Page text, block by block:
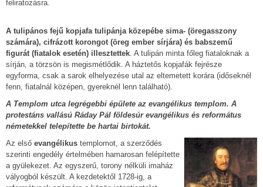
feliratozásra.
A tulipános fejű kopjafa tulipánja közepébe sima- (öregasszony
számára), cifrázott korongot (öreg ember sírjára) és babszemű
figurát (fiatalok esetén) illesztettek. A tulipán minta főleg fiataloknak a
sírján, a törzsön is megismétlődik. A háztetős kopjafák fejrésze
egyforma, csak a sarok elhelyezése utal az eltemetett korára (időseknél
fenn, fiatalnál középen, gyereknél lenn található).
A Templom utca legrégebbi épülete az evangélikus templom. A
protestáns vallású Ráday Pál földesúr evangélikus és református
németekkel telepítette be hartai birtokát.
Az első evangélikus templomot, a szerződés
szerinti engedély értelmében hamarosan felépítette
a gyülekezet. Az egyszerű, torony nélküli imaház
vályogból készült. A kezdetektől 1728-ig, a